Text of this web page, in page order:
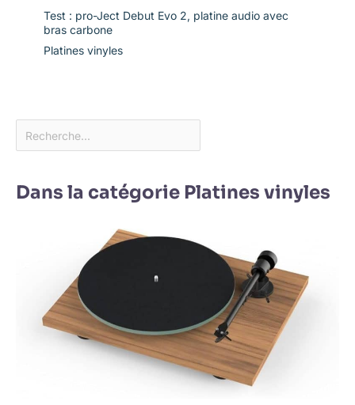
Test : pro-Ject Debut Evo 2, platine audio avec
bras carbone
Platines vinyles
Dans la catégorie Platines vinyles